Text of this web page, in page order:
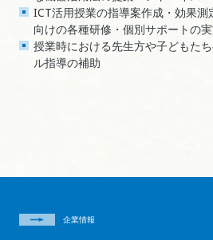
ICT活用授業の指導案作成・効果
向けの各種研修・個別サポートの
授業時における先生方や子どもた
ル指導の補助
企業情報